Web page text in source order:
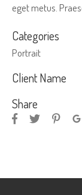
eget metus.
Categories
Portrait
Client Name
Share